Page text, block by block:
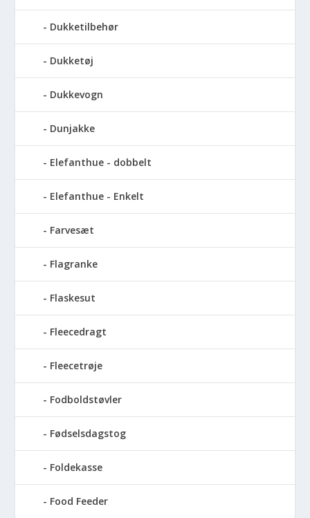
Dukketilbehør
Dukketøj
Dukkevogn
Dunjakke
Elefanthue - dobbelt
Elefanthue - Enkelt
Farvesæt
Flagranke
Flaskesut
Fleecedragt
Fleecetrøje
Fodboldstøvler
Fødselsdagstog
Foldekasse
Food Feeder